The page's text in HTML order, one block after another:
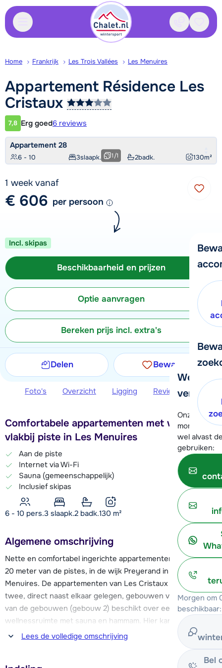
Contact
We
verder!
Onze
moment
wel alvast
gebruiken:
Morgen om
beschikbaar:
Bel
Home Frankrijk Les Trois Vallées Les Menuires
Appartement Résidence Les
Cristaux
Klantwaardering
7,8 Erg goed6 reviews
Appartement 28
6 - 10 3slaapk. 2badk. 130m²
1/1
1 week vanaf
€ 606 per persoon
Incl. skipas
Beschikbaarheid en prijzen
Optie aanvragen
Bereken prijs incl. extra's
Delen Bewaren
Foto's Overzicht Ligging Reviews
Comfortabele appartementen met wellness
vlakbij piste in Les Menuires
Aan de piste
Internet via Wi-Fi
Sauna (gemeenschappelijk)
Inclusief skipas
6 - 10 pers.3 slaapk.2 badk.130 m²
Algemene omschrijving
Nette en comfortabel ingerichte appartementen, op slechts
20 meter van de pistes, in de wijk Preyerand in Les
Menuires. De appartementen van Les Cristaux zijn over
twee, direct naast elkaar gelegen, gebouwen verdeeld. Eén
van de gebouwen (gebouw 2) beschikt over een mooie
wellnessruimte met sauna en hammam. Hier kan je gratis
gebruik van maken.
Door de prima ligging van de appartementen stap je zo op
Lees de volledige omschrijving